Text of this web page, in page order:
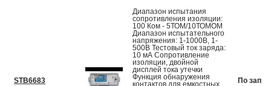
STB6683
Диапазон испытания
сопротивления изоляции:
100 Ком - 5ТОМ/10ТОМОМ
Диапазон испытательного
напряжения: 1-1000В, 1-
500В Тестовый ток заряда:
10 мА Сопротивление
изоляции, двойной
дисплей тока утечки
Функция обнаружения
По